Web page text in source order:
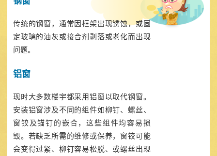
传统的钢窗，通常因框架出现锈蚀，或固
定玻璃的油灰或接合剂剥落或老化而出现
问题。
铝窗
现时大多数楼宇都采用铝窗以取代钢窗。
安装铝窗涉及不同的组件如柳钉、螺丝、
窗铰及锚钉的嵌合，这些组件均容易损
毁。若缺乏所需的维修或保养，窗铰可能
会变得过紧、柳钉容易松脱、或螺丝出现